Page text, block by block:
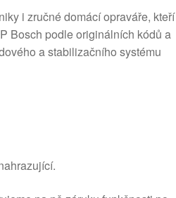
i zručné domácí opraváře, kteří
Bosch podle originálních kódů a
a stabilizačního systému